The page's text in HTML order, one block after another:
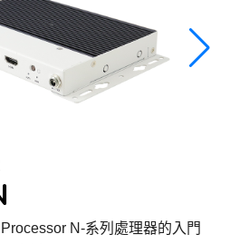
N-系列處理器的入門